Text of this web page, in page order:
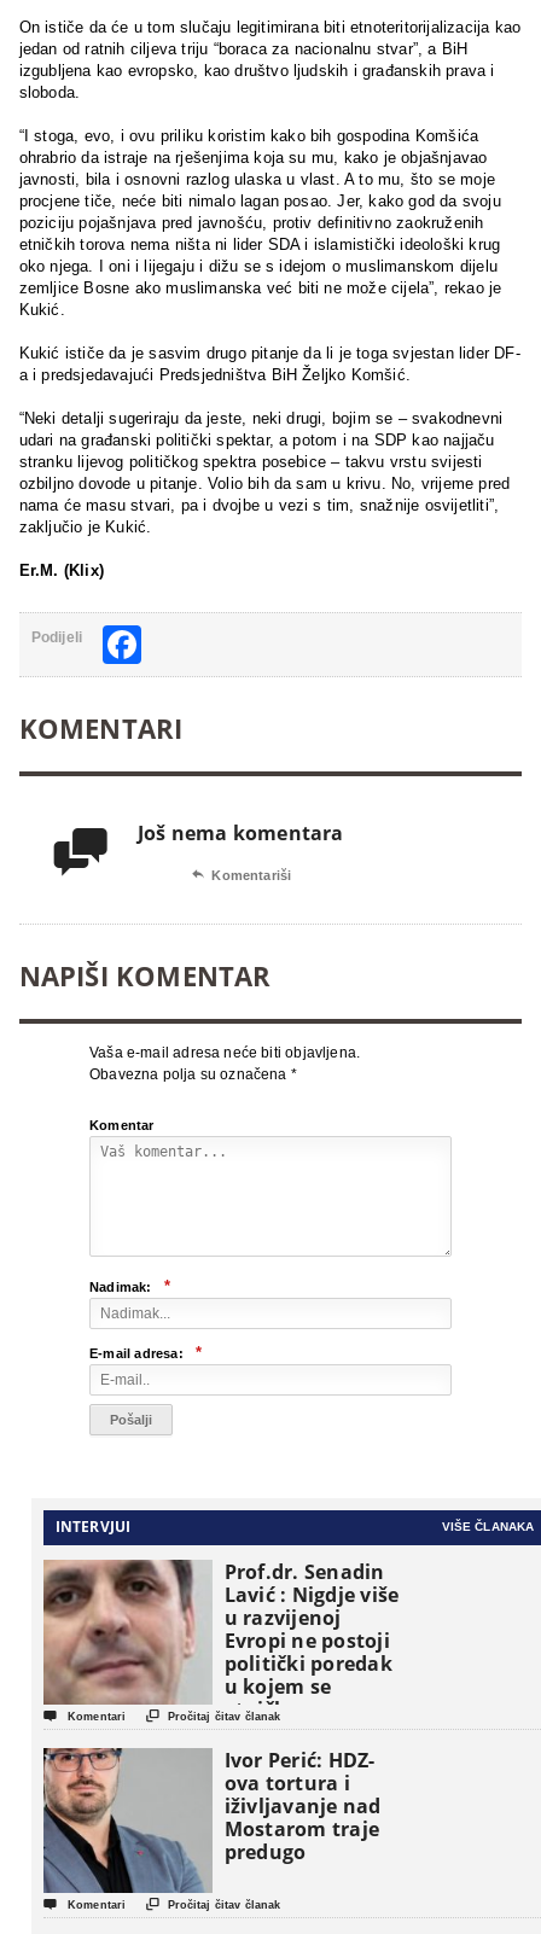
On ističe da će u tom slučaju legitimirana biti etnoteritorijalizacija kao
jedan od ratnih ciljeva triju “boraca za nacionalnu stvar”, a BiH
izgubljena kao evropsko, kao društvo ljudskih i građanskih prava i
sloboda.
“I stoga, evo, i ovu priliku koristim kako bih gospodina Komšića
ohrabrio da istraje na rješenjima koja su mu, kako je objašnjavao
javnosti, bila i osnovni razlog ulaska u vlast. A to mu, što se moje
procjene tiče, neće biti nimalo lagan posao. Jer, kako god da svoju
poziciju pojašnjava pred javnošću, protiv definitivno zaokruženih
etničkih torova nema ništa ni lider SDA i islamistički ideološki krug
oko njega. I oni i lijegaju i dižu se s idejom o muslimanskom dijelu
zemljice Bosne ako muslimanska već biti ne može cijela”, rekao je
Kukić.
Kukić ističe da je sasvim drugo pitanje da li je toga svjestan lider DF-
a i predsjedavajući Predsjedništva BiH Željko Komšić.
“Neki detalji sugeriraju da jeste, neki drugi, bojim se – svakodnevni
udari na građanski politički spektar, a potom i na SDP kao najjaču
stranku lijevog političkog spektra posebice – takvu vrstu svijesti
ozbiljno dovode u pitanje. Volio bih da sam u krivu. No, vrijeme pred
nama će masu stvari, pa i dvojbe u vezi s tim, snažnije osvijetliti”,
zaključio je Kukić.
Er.M. (Klix)
Podijeli
KOMENTARI
 Još nema komentara
 Komentariši
NAPIŠI KOMENTAR
Vaša e-mail adresa neće biti objavljena.
Obavezna polja su označena *
Komentar
Nadimak: *
E-mail adresa: *
INTERVJUI VIŠE ČLANAKA
Prof.dr. Senadin
Lavić : Nigdje više
u razvijenoj
Evropi ne postoji
politički poredak
u kojem se
etničke grupe
pojavljuju kao
osnovne
političke jedinice
 Komentari  Pročitaj čitav članak
Ivor Perić: HDZ-
ova tortura i
iživljavanje nad
Mostarom traje
predugo
 Komentari  Pročitaj čitav članak